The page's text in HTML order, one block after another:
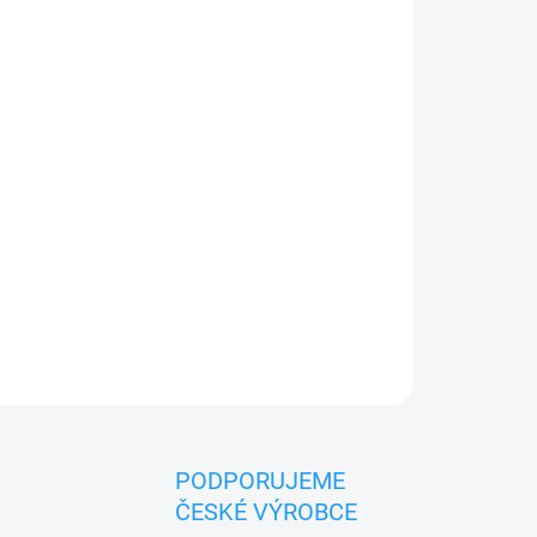
PODPORUJEME
ČESKÉ VÝROBCE